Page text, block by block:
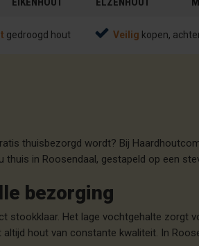
gedroogd hout Veilig kopen,
thuisbezorgd wordt? Bij
in Roosendaal, gestapeld op een
bezorging
Het lage vochtgehalte zorgt
hout van constante kwaliteit. In